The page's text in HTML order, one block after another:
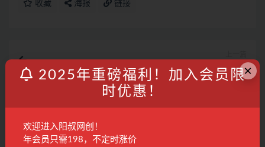
收藏 海报 链接
镜头表现力：带你用镜头表现力一秒入戏，打通真正内
容创作者表现力
核增长引擎
相关文章
×
2025年重磅福利！加入会员限
时优惠！
欢迎进入阳叔网创！
年会员只需198，不定时涨价